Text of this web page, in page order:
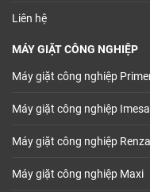
Liên hệ
MÁY GIẶT CÔNG NGHIỆP
Máy giặt công nghiệp
Máy giặt công nghiệp Imesa
Máy giặt công nghiệp
Máy giặt công nghiệp Maxi